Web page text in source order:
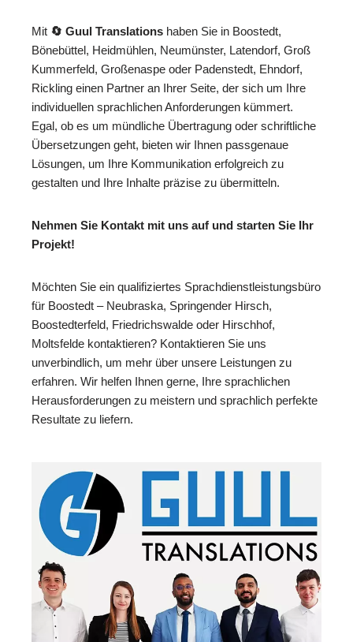
Mit 🔄 Guul Translations haben Sie in Boostedt,
Bönebüttel, Heidmühlen, Neumünster, Latendorf, Groß
Kummerfeld, Großenaspe oder Padenstedt, Ehndorf,
Rickling einen Partner an Ihrer Seite, der sich um Ihre
individuellen sprachlichen Anforderungen kümmert.
Egal, ob es um mündliche Übertragung oder schriftliche
Übersetzungen geht, bieten wir Ihnen passgenaue
Lösungen, um Ihre Kommunikation erfolgreich zu
gestalten und Ihre Inhalte präzise zu übermitteln.
Nehmen Sie Kontakt mit uns auf und starten Sie Ihr
Projekt!
Möchten Sie ein qualifiziertes Sprachdienstleistungsbüro
für Boostedt – Neubraska, Springender Hirsch,
Boostedterfeld, Friedrichswalde oder Hirschhof,
Moltsfelde kontaktieren? Kontaktieren Sie uns
unverbindlich, um mehr über unsere Leistungen zu
erfahren. Wir helfen Ihnen gerne, Ihre sprachlichen
Herausforderungen zu meistern und sprachlich perfekte
Resultate zu liefern.